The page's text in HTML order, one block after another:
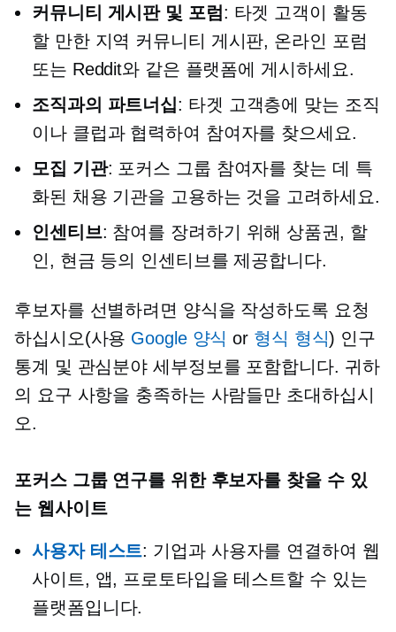
커뮤니티 게시판 및 포럼: 타겟 고객이 활동
할 만한 지역 커뮤니티 게시판, 온라인 포럼
또는 Reddit와 같은 플랫폼에 게시하세요.
조직과의 파트너십: 타겟 고객층에 맞는 조직
이나 클럽과 협력하여 참여자를 찾으세요.
모집 기관: 포커스 그룹 참여자를 찾는 데 특
화된 채용 기관을 고용하는 것을 고려하세요.
인센티브: 참여를 장려하기 위해 상품권, 할
인, 현금 등의 인센티브를 제공합니다.
후보자를 선별하려면 양식을 작성하도록 요청
하십시오(사용 Google 양식 or 형식 형식) 인구
통계 및 관심분야 세부정보를 포함합니다. 귀하
의 요구 사항을 충족하는 사람들만 초대하십시
오.
포커스 그룹 연구를 위한 후보자를 찾을 수 있
는 웹사이트
사용자 테스트: 기업과 사용자를 연결하여 웹
사이트, 앱, 프로토타입을 테스트할 수 있는
플랫폼입니다.